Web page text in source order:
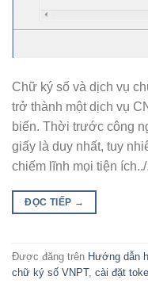
Chữ ký số và dịch vụ
trở thành một dịch vụ
biến. Thời trước công
giấy là duy nhất, tuy
chiếm lĩnh mọi tiện ích../
ĐỌC TIẾP →
Được đăng trên Hướng dẫn
chữ ký số VNPT, cài đặt